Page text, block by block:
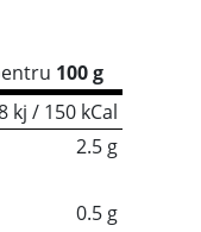
100 g
kj / 150 kCal
2.5 g
0.5 g